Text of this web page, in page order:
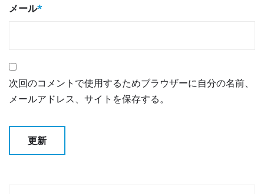
メール*
次回のコメントで使用するためブラウザーに自分の名前、
メールアドレス、サイトを保存する。